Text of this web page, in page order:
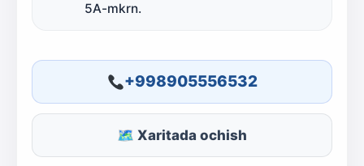
5A-mkrn.
+998905556532
🗺 Xaritada ochish